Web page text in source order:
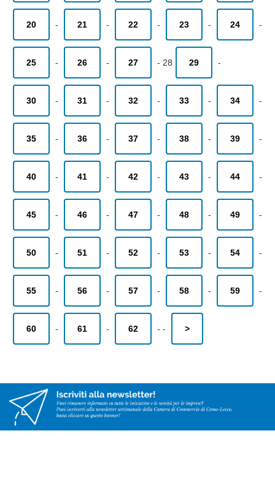
20 - 21 - 22 - 23 - 24 -
25 - 26 - 27 - 28 29 -
30 - 31 - 32 - 33 - 34 -
35 - 36 - 37 - 38 - 39 -
40 - 41 - 42 - 43 - 44 -
45 - 46 - 47 - 48 - 49 -
50 - 51 - 52 - 53 - 54 -
55 - 56 - 57 - 58 - 59 -
60 - 61 - 62 - - >